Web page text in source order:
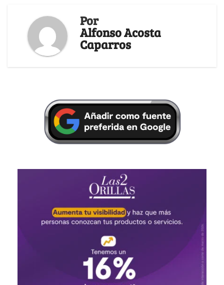
Por
Alfonso Acosta
Caparros